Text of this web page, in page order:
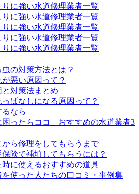
に強い水道修理業者一覧
に強い水道修理業者一覧
に強い水道修理業者一覧
に強い水道修理業者一覧
に強い水道修理業者一覧
の対策方法とは？
悪い原因って？
と対策法まとめ
っぱなしになる原因って？
るなら
困ったらココ おすすめの水道業者3
から修理をしてもらうまで
険で補填してもらうには？
時に使えるおすすめの道具
を使った人たちの口コミ・事例集